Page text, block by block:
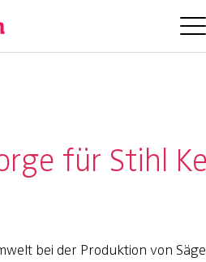
für Stihl
bei der Produktion von